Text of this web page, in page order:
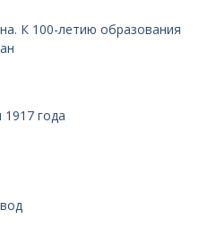
К 100-летию образования
года